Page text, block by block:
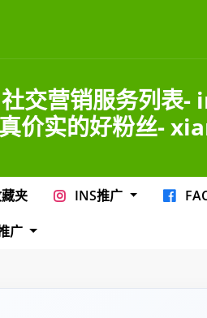
交营销服务列表-
价实的好粉丝-
夹 INS推广
广